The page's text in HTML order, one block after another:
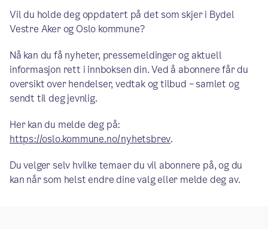
Vil du holde deg oppdatert på det som skjer i Bydel
Vestre Aker og Oslo kommune?
Nå kan du få nyheter, pressemeldinger og aktuell
informasjon rett i innboksen din. Ved å abonnere får du
oversikt over hendelser, vedtak og tilbud – samlet og
sendt til deg jevnlig.
Her kan du melde deg på:
https://oslo.kommune.no/nyhetsbrev.
Du velger selv hvilke temaer du vil abonnere på, og du
kan når som helst endre dine valg eller melde deg av.